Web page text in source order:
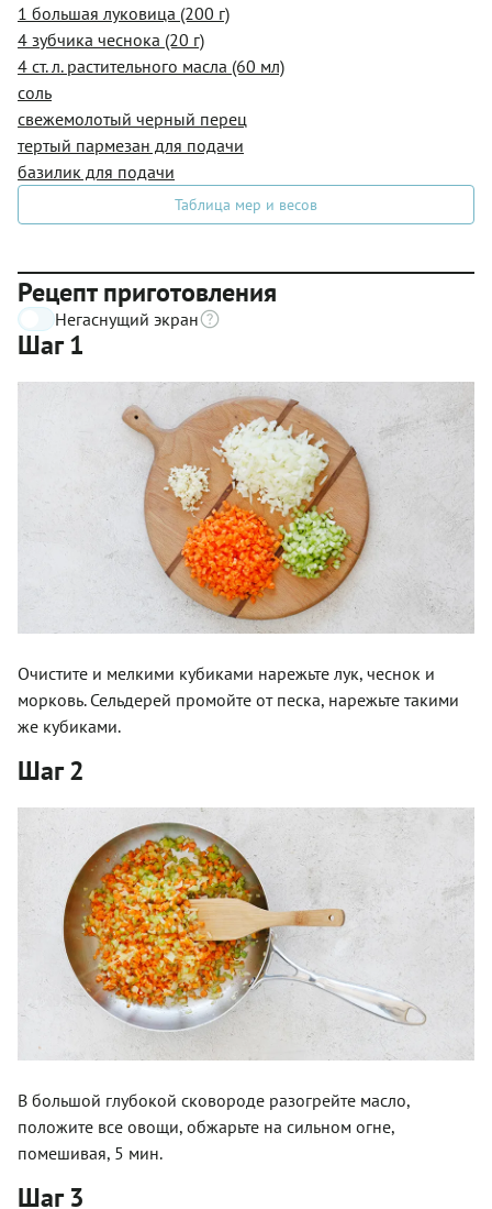
1 большая луковица (200 г)
4 зубчика чеснока (20 г)
4 ст. л. растительного масла (60 мл)
соль
свежемолотый черный перец
тертый пармезан для подачи
базилик для подачи
Таблица мер и весов
Рецепт приготовления
Негаснущий экран
Шаг 1
Очистите и мелкими кубиками нарежьте лук, чеснок и
морковь. Сельдерей промойте от песка, нарежьте такими
же кубиками.
Шаг 2
В большой глубокой сковороде разогрейте масло,
положите все овощи, обжарьте на сильном огне,
помешивая, 5 мин.
Шаг 3